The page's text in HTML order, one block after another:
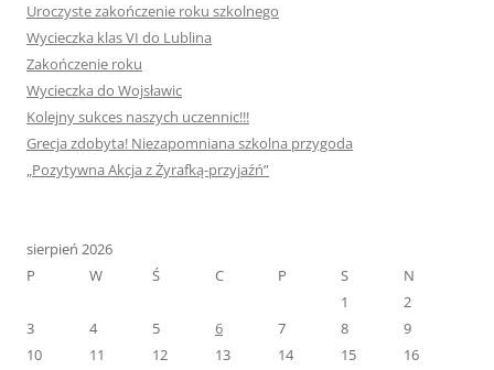
Uroczyste zakończenie roku szkolnego
Wycieczka klas VI do Lublina
Zakończenie roku
Wycieczka do Wojsławic
Kolejny sukces naszych uczennic!!!
Grecja zdobyta! Niezapomniana szkolna przygoda
„Pozytywna Akcja z Żyrafką-przyjaźń”
sierpień 2026
P
W Ś C P S
N
1
2
3
4 5 6 7 8
9
10
11 12 13 14 15
16